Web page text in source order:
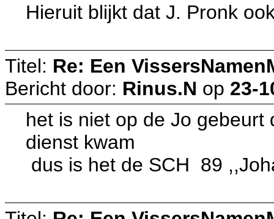
Hieruit blijkt dat J. Pronk
Titel: Re: Een
Bericht door: Rinus.N op 23-
het is niet op de Jo
dienst kwam
dus is het de SCH 89